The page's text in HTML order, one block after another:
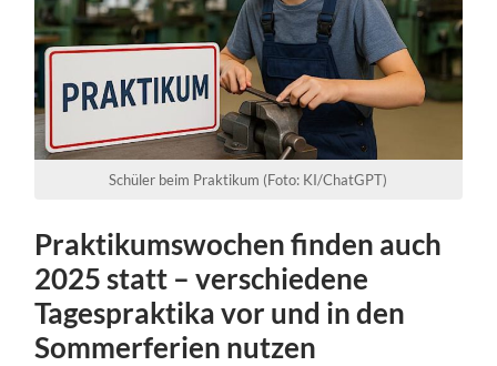
Schüler beim Praktikum (Foto: KI/ChatGPT)
Praktikumswochen finden auch
2025 statt – verschiedene
Tagespraktika vor und in den
Sommerferien nutzen